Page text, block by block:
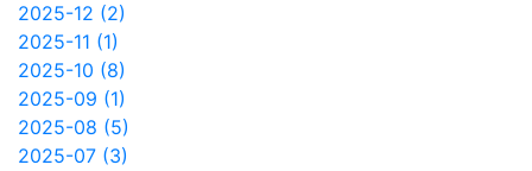
2025-12 (2)
2025-11 (1)
2025-10 (8)
2025-09 (1)
2025-08 (5)
2025-07 (3)